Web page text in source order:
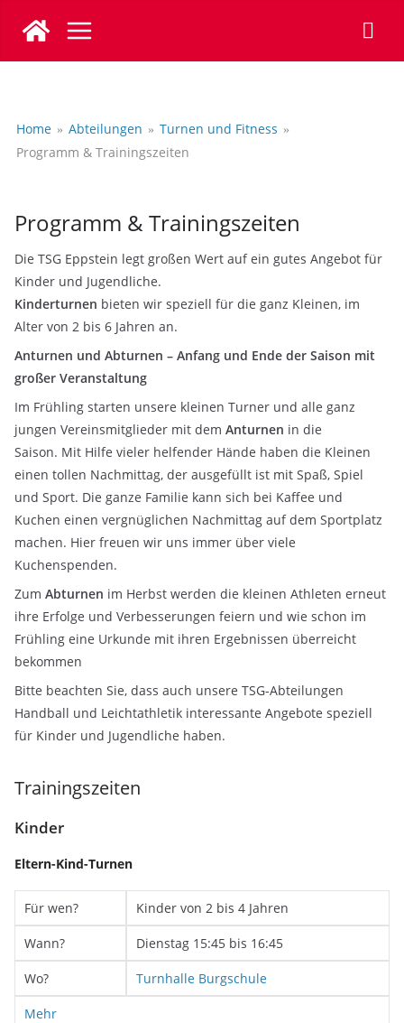
Inhalt
springen
Home Abteilungen
Turnen und Fitness
Programm & Trainingszeiten
Programm & Trainingszeiten
Die TSG Eppstein legt großen Wert auf ein gutes Angebot für
Kinder und Jugendliche.
Kinderturnen bieten wir speziell für die ganz Kleinen, im
Alter von 2 bis 6 Jahren an.
Anturnen und Abturnen – Anfang und Ende der Saison mit
großer Veranstaltung
Im Frühling starten unsere kleinen Turner und alle ganz
jungen Vereinsmitglieder mit dem Anturnen in die
Saison. Mit Hilfe vieler helfender Hände haben die Kleinen
einen tollen Nachmittag, der ausgefüllt ist mit Spaß, Spiel
und Sport. Die ganze Familie kann sich bei Kaffee und
Kuchen einen vergnüglichen Nachmittag auf dem Sportplatz
machen. Hier freuen wir uns immer über viele
Kuchenspenden.
Zum Abturnen im Herbst werden die kleinen Athleten erneut
ihre Erfolge und Verbesserungen feiern und wie schon im
Frühling eine Urkunde mit ihren Ergebnissen überreicht
bekommen
Bitte beachten Sie, dass auch unsere TSG-Abteilungen
Handball und Leichtathletik interessante Angebote speziell
für Kinder und Jugendliche haben.
Trainingszeiten
Kinder
Eltern-Kind-Turnen
Für wen? Kinder von 2 bis 4 Jahren
Wann? Dienstag 15:45 bis 16:45
Wo? Turnhalle Burgschule
Mehr